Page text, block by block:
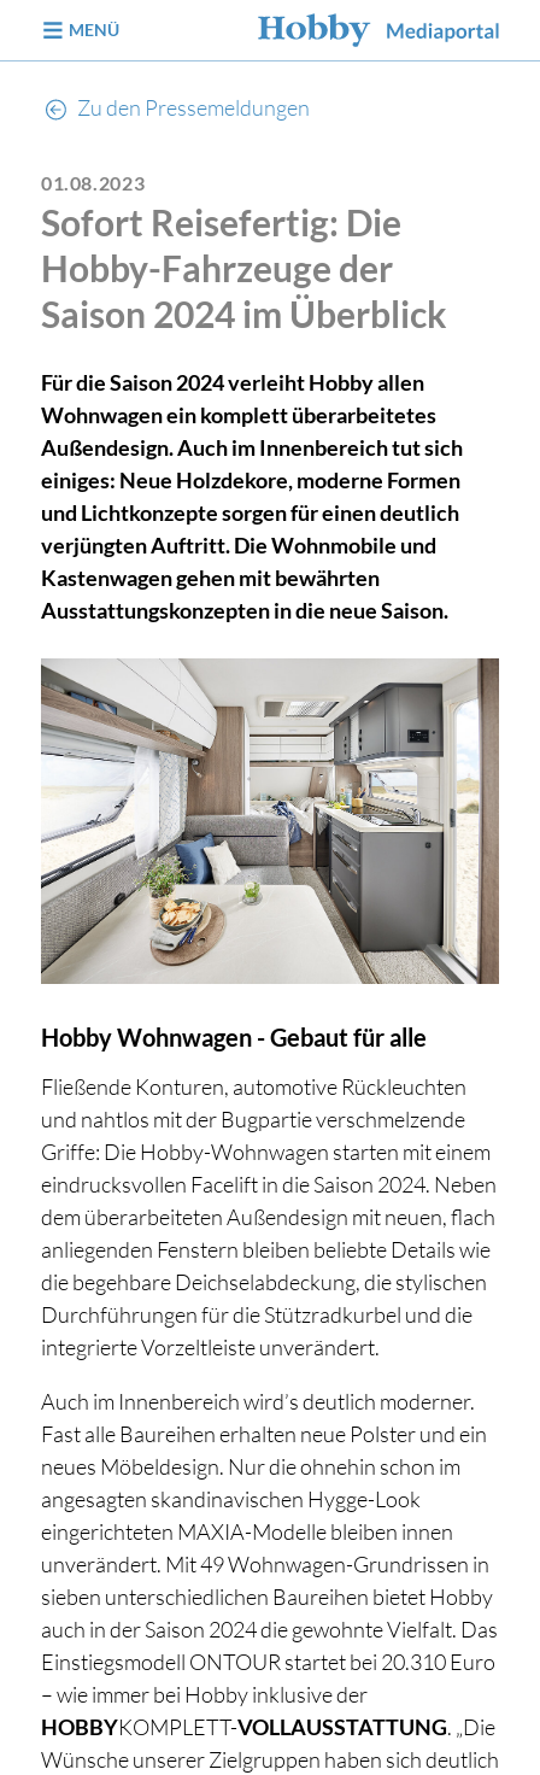
MENÜ
Zu den Pressemeldungen
01.08.2023
Sofort Reisefertig: Die
Hobby-Fahrzeuge der
Saison 2024 im Überblick
Für die Saison 2024 verleiht Hobby allen
Wohnwagen ein komplett überarbeitetes
Außendesign. Auch im Innenbereich tut sich
einiges: Neue Holzdekore, moderne Formen
und Lichtkonzepte sorgen für einen deutlich
verjüngten Auftritt. Die Wohnmobile und
Kastenwagen gehen mit bewährten
Ausstattungskonzepten in die neue Saison.
Hobby Wohnwagen - Gebaut für alle
Fließende Konturen, automotive Rückleuchten
und nahtlos mit der Bugpartie verschmelzende
Griffe: Die Hobby-Wohnwagen starten mit einem
eindrucksvollen Facelift in die Saison 2024. Neben
dem überarbeiteten Außendesign mit neuen, flach
anliegenden Fenstern bleiben beliebte Details wie
die begehbare Deichselabdeckung, die stylischen
Durchführungen für die Stützradkurbel und die
integrierte Vorzeltleiste unverändert.
Auch im Innenbereich wird’s deutlich moderner.
Fast alle Baureihen erhalten neue Polster und ein
neues Möbeldesign. Nur die ohnehin schon im
angesagten skandinavischen Hygge-Look
eingerichteten MAXIA-Modelle bleiben innen
unverändert. Mit 49 Wohnwagen-Grundrissen in
sieben unterschiedlichen Baureihen bietet Hobby
auch in der Saison 2024 die gewohnte Vielfalt. Das
Einstiegsmodell ONTOUR startet bei 20.310 Euro
– wie immer bei Hobby inklusive der
HOBBYKOMPLETT-VOLLAUSSTATTUNG. „Die
Wünsche unserer Zielgruppen haben sich deutlich